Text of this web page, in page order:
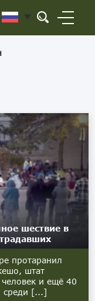
шествие в
протаранил
штат
и ещё 40
среди [...]